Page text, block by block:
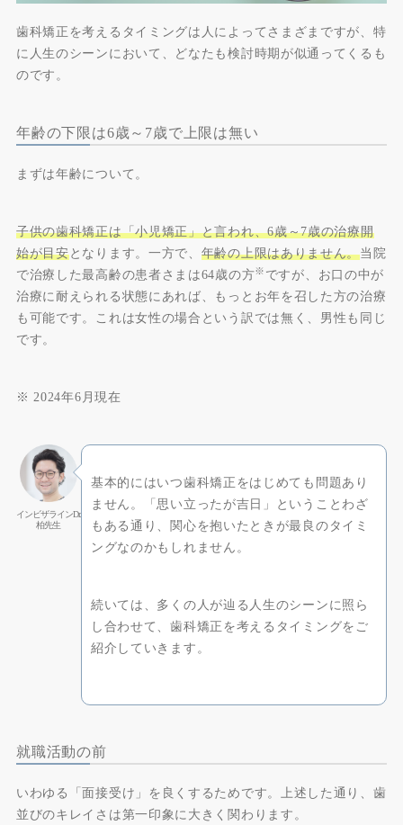
歯科矯正を考えるタイミングは人によってさまざまですが、特
に人生のシーンにおいて、どなたも検討時期が似通ってくるも
のです。
年齢の下限は6歳～7歳で上限は無い
まずは年齢について。
子供の歯科矯正は「小児矯正」と言われ、6歳～7歳の治療開
始が目安となります。一方で、 年齢の上限はありません。当院
で治療した最高齢の患者さまは64歳の方※ ですが、お口の中が
治療に耐えられる状態にあれば、もっとお年を召した方の治療
も可能です。これは女性の場合という訳では無く、男性も同じ
です。
※ 2024年6月現在
インビザラインDr.
柏先生
基本的にはいつ歯科矯正をはじめても問題あり
ません。「思い立ったが吉日」ということわざ
もある通り、関心を抱いたときが最良のタイミ
ングなのかもしれません。
続いては、多くの人が辿る人生のシーンに照ら
し合わせて、歯科矯正を考えるタイミングをご
紹介していきます。
就職活動の前
いわゆる「面接受け」を良くするためです。上述した通り、歯
並びのキレイさは第一印象に大きく関わります。